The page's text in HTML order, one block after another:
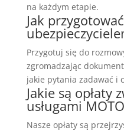
na każdym etapie.
Jak
Przygotuj się do
zgromadzając
jakie pytania zadawać i
Jakie są opłaty
usługami
Nasze opłaty są